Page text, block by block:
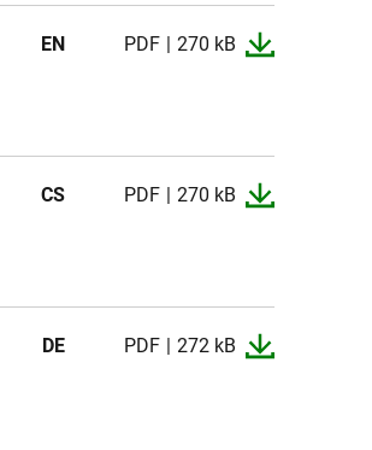
EN PDF 270 kB
CS PDF 270 kB
DE PDF 272 kB